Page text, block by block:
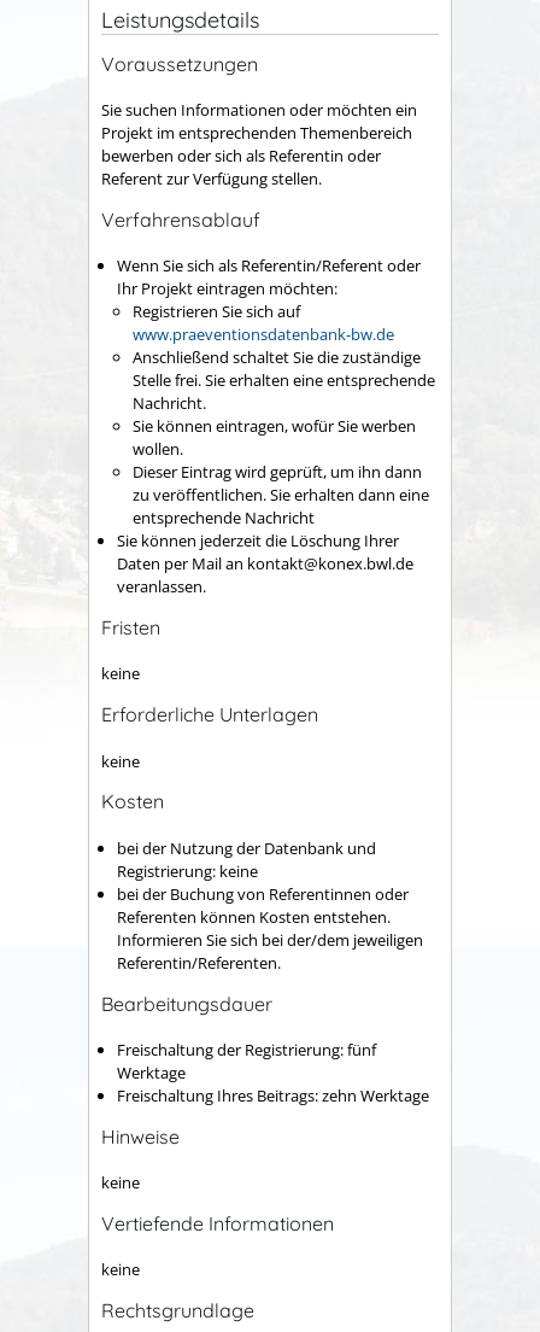
Leistungsdetails
Voraussetzungen
Sie suchen Informationen oder möchten ein
Projekt im entsprechenden Themenbereich
bewerben oder sich als Referentin oder
Referent zur Verfügung stellen.
Verfahrensablauf
Wenn Sie sich als Referentin/Referent oder
Ihr Projekt eintragen möchten:
Registrieren Sie sich auf
www.praeventionsdatenbank-bw.de
Anschließend schaltet Sie die zuständige
Stelle frei. Sie erhalten eine entsprechende
Nachricht.
Sie können eintragen, wofür Sie werben
wollen.
Dieser Eintrag wird geprüft, um ihn dann
zu veröffentlichen. Sie erhalten dann eine
entsprechende Nachricht
Sie können jederzeit die Löschung Ihrer
Daten per Mail an kontakt@konex.bwl.de
veranlassen.
Fristen
keine
Erforderliche Unterlagen
keine
Kosten
bei der Nutzung der Datenbank und
Registrierung: keine
bei der Buchung von Referentinnen oder
Referenten können Kosten entstehen.
Informieren Sie sich bei der/dem jeweiligen
Referentin/Referenten.
Bearbeitungsdauer
Freischaltung der Registrierung: fünf
Werktage
Freischaltung Ihres Beitrags: zehn Werktage
Hinweise
keine
Vertiefende Informationen
keine
Rechtsgrundlage